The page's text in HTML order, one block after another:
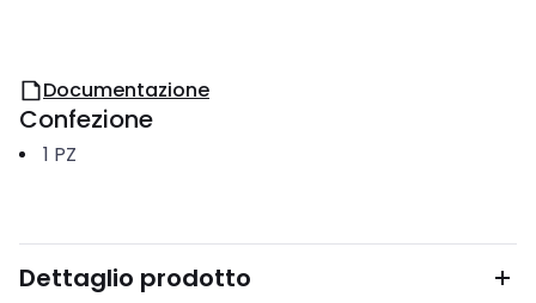
Documentazione
Confezione
1 PZ
Dettaglio prodotto